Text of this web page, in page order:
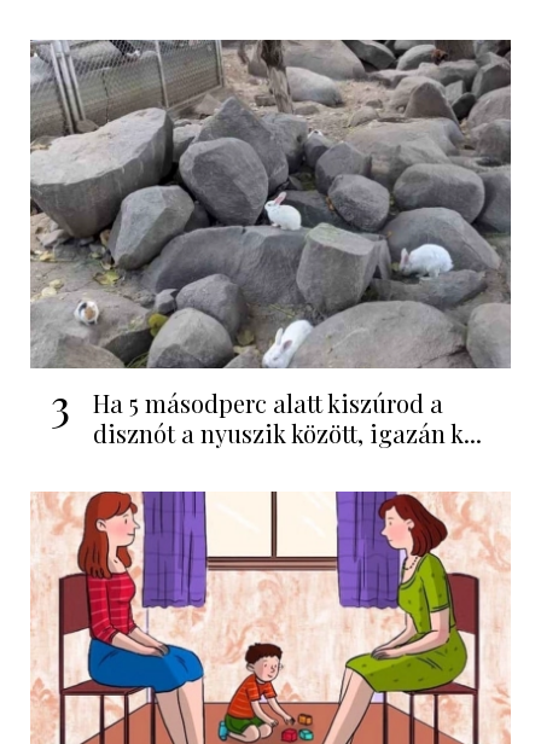
3
Ha 5 másodperc alatt kiszúrod a
disznót a nyuszik között, igazán k...